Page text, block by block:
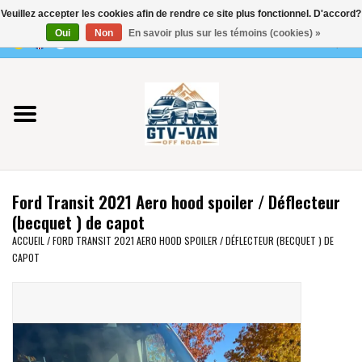
0 Articles - €0,00
Utilisez
les
flèches
haut
et
bas
pour
résultat
Appuyez
accéder
au
Vito / classe V - 447
Viano /Vito 639
VW T7 2025
VW T6
VW CRAFTER / MAN TGE
Ford Transit 2021 Aero hood spoiler / Déflecteur
(becquet ) de capot
ACCUEIL /FORD TRANSIT 2021 AERO HOOD SPOILER / DÉFLECTEUR (BECQUET ) DE
CAPOT
Veuillez accepter les cookies afin de rendre ce site plus fonctionnel. D'accord?
Oui
Non En savoir plus sur les témoins (cookies) »